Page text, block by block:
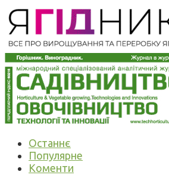
Останнє
Популярне
Коменти